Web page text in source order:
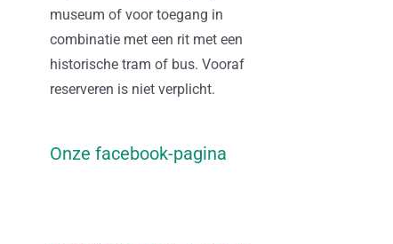
museum of voor toegang in
combinatie met een rit met een
historische tram of bus. Vooraf
reserveren is niet verplicht.
Onze facebook-pagina